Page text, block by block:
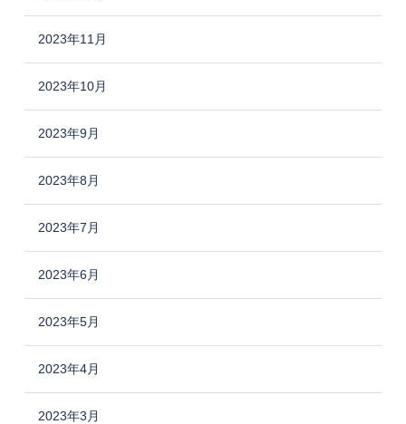
2023年11月
2023年10月
2023年9月
2023年8月
2023年7月
2023年6月
2023年5月
2023年4月
2023年3月